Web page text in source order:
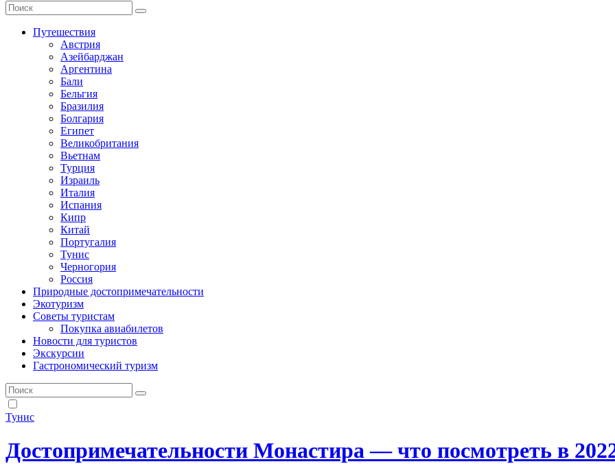
Путешествия
Австрия
Азейбарджан
Аргентина
Бали
Бельгия
Бразилия
Болгария
Египет
Великобритания
Вьетнам
Турция
Израиль
Италия
Испания
Кипр
Китай
Португалия
Тунис
Черногория
Россия
Природные достопримечательности
Экотуризм
Советы туристам
Покупка авиабилетов
Новости для туристов
Экскурсии
Гастрономический туризм
Тунис
Достопримечательности Монастира — что посмотреть в